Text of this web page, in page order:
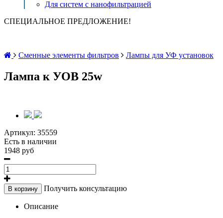
Для систем с нанофильтрацией
СПЕЦИАЛЬНОЕ ПРЕДЛОЖЕНИЕ!
Сменные элементы фильтров Лампы для УФ установок
Лампа к УОВ 25w
Артикул: 35559
Есть в наличии
1948 руб
В корзину Получить консультацию
Описание